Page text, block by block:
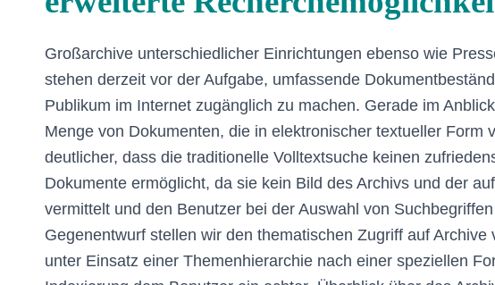
Großarchive unterschiedlicher Einrichtungen ebenso wie
stehen derzeit vor der Aufgabe, umfassende
Publikum im Internet zugänglich zu machen. Gerade im
Menge von Dokumenten, die in elektronischer textueller Form
deutlicher, dass die traditionelle Volltextsuche keinen
Dokumente ermöglicht, da sie kein Bild des Archivs und der
vermittelt und den Benutzer bei der Auswahl von
Gegenentwurf stellen wir den thematischen Zugriff auf Archive
unter Einsatz einer Themenhierarchie nach einer speziellen